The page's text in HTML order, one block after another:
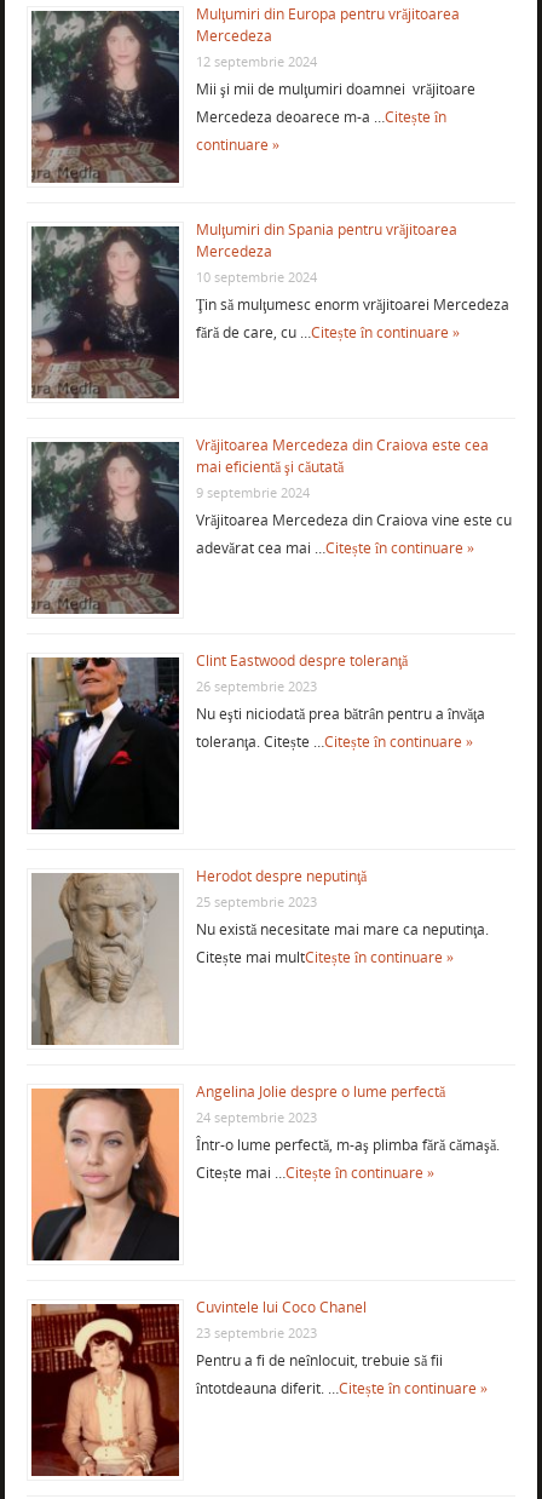
Mulţumiri din Europa pentru vrăjitoarea
Mercedeza
12 septembrie 2024
Mii şi mii de mulţumiri doamnei vrăjitoare
Mercedeza deoarece m-a …Citește în
continuare »
Mulţumiri din Spania pentru vrăjitoarea
Mercedeza
10 septembrie 2024
Ţin să mulţumesc enorm vrăjitoarei Mercedeza
fără de care, cu …Citește în continuare »
Vrăjitoarea Mercedeza din Craiova este cea
mai eficientă şi căutată
9 septembrie 2024
Vrăjitoarea Mercedeza din Craiova vine este cu
adevărat cea mai …Citește în continuare »
Clint Eastwood despre toleranţă
26 septembrie 2023
Nu eşti niciodată prea bătrân pentru a învăţa
toleranţa. Citește …Citește în continuare »
Herodot despre neputinţă
25 septembrie 2023
Nu există necesitate mai mare ca neputinţa.
Citește mai multCitește în continuare »
Angelina Jolie despre o lume perfectă
24 septembrie 2023
Într-o lume perfectă, m-aş plimba fără cămaşă.
Citește mai …Citește în continuare »
Cuvintele lui Coco Chanel
23 septembrie 2023
Pentru a fi de neînlocuit, trebuie să fii
întotdeauna diferit. …Citește în continuare »